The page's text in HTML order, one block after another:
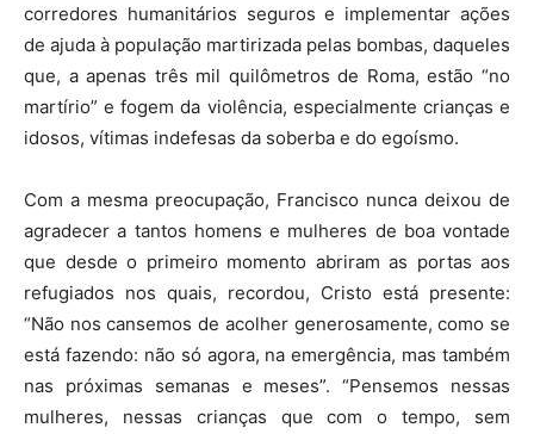
corredores humanitários seguros e implementar ações
de ajuda à população martirizada pelas bombas, daqueles
que, a apenas três mil quilômetros de Roma, estão “no
martírio” e fogem da violência, especialmente crianças e
idosos, vítimas indefesas da soberba e do egoísmo.
Com a mesma preocupação, Francisco nunca deixou de
agradecer a tantos homens e mulheres de boa vontade
que desde o primeiro momento abriram as portas aos
refugiados nos quais, recordou, Cristo está presente:
“Não nos cansemos de acolher generosamente, como se
está fazendo: não só agora, na emergência, mas também
nas próximas semanas e meses”. “Pensemos nessas
mulheres, nessas crianças que com o tempo, sem